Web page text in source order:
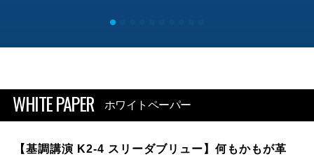
WHITE PAPER ホワイトペーパー
【基調講演 K2-4 スリーダブリュー】何もかもが革